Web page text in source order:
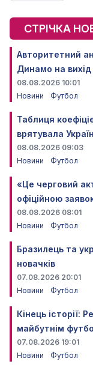
СТРІЧКА
Авторитетний
Динамо на
08.08.2026 10:01
Новини
Футбол
Таблиця
врятувала
08.08.2026 09:03
Новини
Футбол
«Це черговий
офіційною
08.08.2026 08:01
Новини
Футбол
Бразилець та
новачків
07.08.2026 20:01
Новини
Футбол
Кінець історії:
майбутнім
07.08.2026 19:01
Новини
Футбол